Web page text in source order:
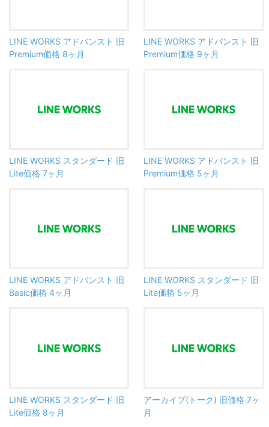
LINE WORKS アドバンスト 旧
Premium価格 8ヶ月
LINE WORKS アドバンスト 旧
Premium価格 9ヶ月
LINE WORKS スタンダード 旧
Lite価格 7ヶ月
LINE WORKS アドバンスト 旧
Premium価格 5ヶ月
LINE WORKS アドバンスト 旧
Basic価格 4ヶ月
LINE WORKS スタンダード 旧
Lite価格 5ヶ月
LINE WORKS スタンダード 旧
Lite価格 8ヶ月
アーカイブ(トーク) 旧価格 7ヶ
月